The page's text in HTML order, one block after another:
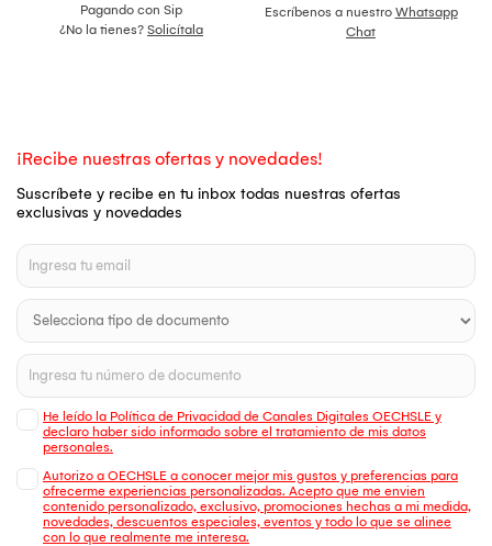
Pagando con Sip
¿No la tienes? Solicítala
Escríbenos a nuestro Whatsapp
Chat
¡Recibe nuestras ofertas y novedades!
Suscríbete y recibe en tu inbox todas nuestras ofertas
exclusivas y novedades
He leído la Política de Privacidad de Canales Digitales OECHSLE y
declaro haber sido informado sobre el tratamiento de mis datos
personales.
Autorizo a OECHSLE a conocer mejor mis gustos y preferencias para
ofrecerme experiencias personalizadas. Acepto que me envien
contenido personalizado, exclusivo, promociones hechas a mi medida,
novedades, descuentos especiales, eventos y todo lo que se alinee
con lo que realmente me interesa.